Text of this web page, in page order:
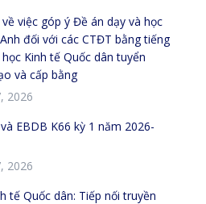
việc góp ý Đề án dạy và học
đối với các CTĐT bằng tiếng
Kinh tế Quốc dân tuyển
và cấp bằng
2026
EBDB K66 kỳ 1 năm 2026-
2026
tế Quốc dân: Tiếp nối truyền